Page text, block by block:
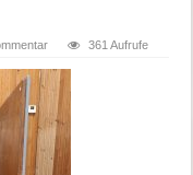
361 Aufrufe